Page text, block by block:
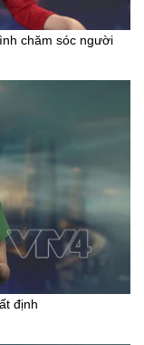
chăm sóc người
định